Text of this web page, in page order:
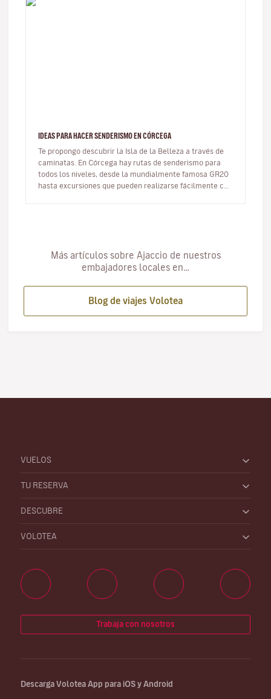
IDEAS PARA HACER SENDERISMO EN CÓRCEGA
Te propongo descubrir la Isla de la Belleza a través de
caminatas. En Córcega hay rutas de senderismo para
todos los niveles, desde la mundialmente famosa GR20
hasta excursiones que pueden realizarse fácilmente con
Más artículos sobre Ajaccio de nuestros
embajadores locales en…
Blog de viajes Volotea
VUELOS
TU RESERVA
DESCUBRE
VOLOTEA
Trabaja con nosotros
Descarga Volotea App para iOS y Android